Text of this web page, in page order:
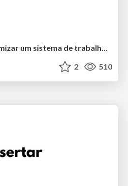
Estratégias para otimizar um sistema de trabalho - Agile Brazil
2 510